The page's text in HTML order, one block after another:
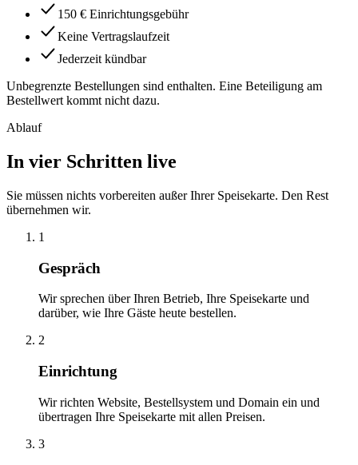
150 € Einrichtungsgebühr
Keine Vertragslaufzeit
Jederzeit kündbar
Unbegrenzte Bestellungen sind enthalten. Eine Beteiligung am
Bestellwert kommt nicht dazu.
Ablauf
In vier Schritten live
Sie müssen nichts vorbereiten außer Ihrer Speisekarte. Den Rest
übernehmen wir.
1
Gespräch
Wir sprechen über Ihren Betrieb, Ihre Speisekarte und
darüber, wie Ihre Gäste heute bestellen.
2
Einrichtung
Wir richten Website, Bestellsystem und Domain ein und
übertragen Ihre Speisekarte mit allen Preisen.
3